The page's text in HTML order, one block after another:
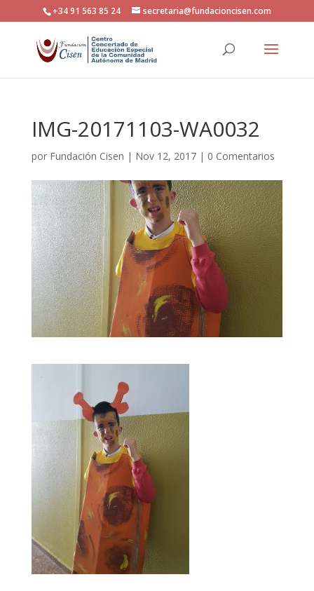
+34 91 563 85 24 secretaria@fundacioncisen.com
IMG-20171103-WA0032
por Fundación Cisen | Nov 12, 2017| 0 Comentarios